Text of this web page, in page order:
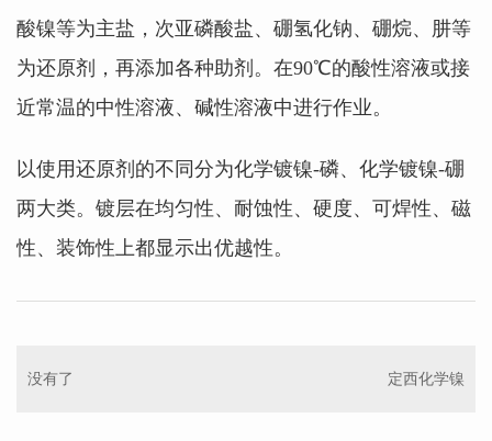
酸镍等为主盐，次亚磷酸盐、硼氢化钠、硼烷、肼等
为还原剂，再添加各种助剂。在90℃的酸性溶液或接
近常温的中性溶液、碱性溶液中进行作业。
以使用还原剂的不同分为化学镀镍-磷、化学镀镍-硼
两大类。镀层在均匀性、耐蚀性、硬度、可焊性、磁
性、装饰性上都显示出优越性。
没有了 定西化学镍